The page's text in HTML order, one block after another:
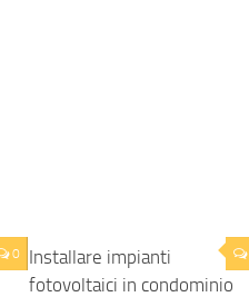
0
Installare impianti
fotovoltaici in condominio